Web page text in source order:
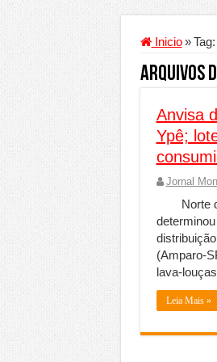
Inicio » Tag:
Arquivos
Anvisa
Ypê;
Jornal
Norte
Leia Mais »